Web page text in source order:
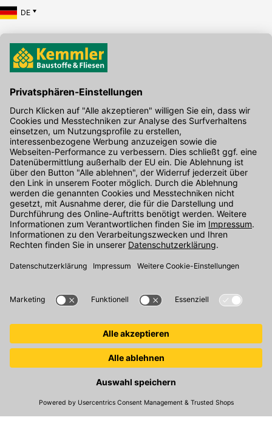
DE
Hier gibt's die kostenlose App
Kontakt
Unser Onlineshop Team ist montags bis freitags von 08:00 - 17:00
Uhr unter der Telefonnummer07071 / 151-151für Sie erreichbar.
Alternativ können Sie unser Kontaktformular nutzen.
Den Kontakt direkt in unsere Niederlassungen finden Sie hier.
Oder über unseren Chat .
© 2026 Kemmler Baustoffe GmbH